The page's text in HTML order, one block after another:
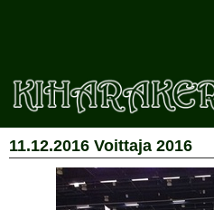
11.12.2016 Voittaja 2016